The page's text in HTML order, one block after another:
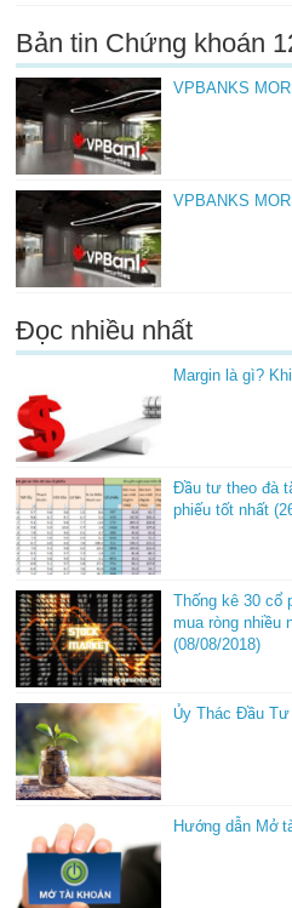
Bản tin Chứng khoán
VPBANKS
VPBANKS
Đọc nhiều nhất
Margin là gì?
Đầu tư theo đà
phiếu tốt nhất
Thống kê 30 cổ
mua ròng nhiều
(08/08/2018)
Ủy Thác Đầu
Hướng dẫn Mở